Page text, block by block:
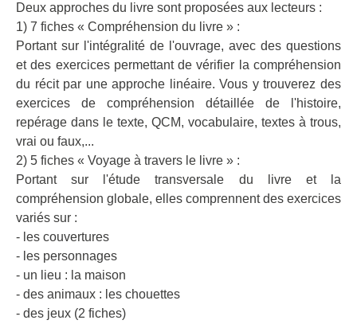
Deux approches du livre sont proposées aux lecteurs :
1) 7 fiches « Compréhension du livre » :
Portant sur l'intégralité de l'ouvrage, avec des questions
et des exercices permettant de vérifier la compréhension
du récit par une approche linéaire. Vous y trouverez des
exercices de compréhension détaillée de l'histoire,
repérage dans le texte, QCM, vocabulaire, textes à trous,
vrai ou faux,...
2) 5 fiches « Voyage à travers le livre » :
Portant sur l'étude transversale du livre et la
compréhension globale, elles comprennent des exercices
variés sur :
- les couvertures
- les personnages
- un lieu : la maison
- des animaux : les chouettes
- des jeux (2 fiches)